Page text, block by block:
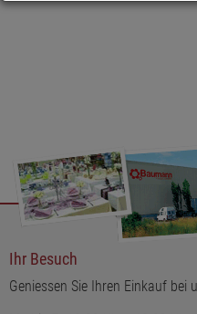
Ihr Besuch
Geniessen Sie Ihren Einkauf bei